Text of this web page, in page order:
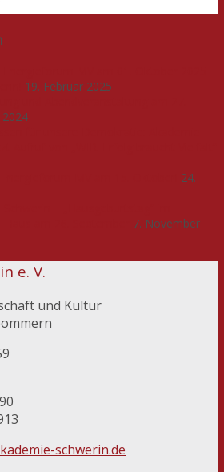
MV am 01. Oktober 2025
19. Februar 2025
und Abendveranstaltung am 27.
2024
24.
7. November
e. V.
und Kultur
schwerin.de